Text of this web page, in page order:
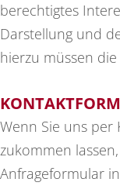
berechtigtes
Darstellung und
hierzu müssen
Wenn Sie uns per
zukommen
Anfrageformular